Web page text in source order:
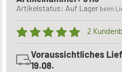
Artikelstatus: Auf Lager beim
2
Voraussichtliches
19.08.